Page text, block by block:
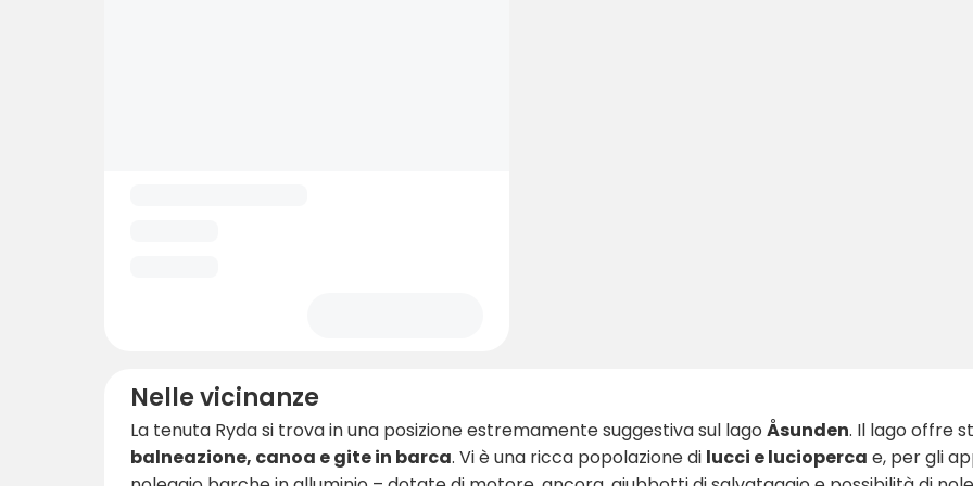
Nelle vicinanze
La tenuta Ryda si trova in una posizione estremamente suggestiva sul lago Åsunden. Il lago offre
balneazione, canoa e gite in barca. Vi è una ricca popolazione di lucci e lucioperca e, per gli